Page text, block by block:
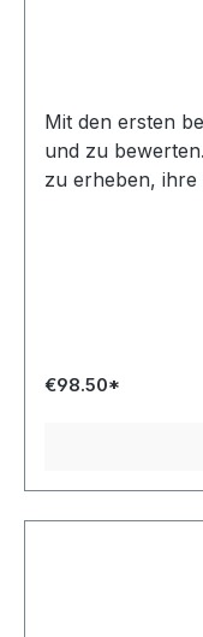
Mit den ersten
und zu
zu erheben, ihre
€98.50*